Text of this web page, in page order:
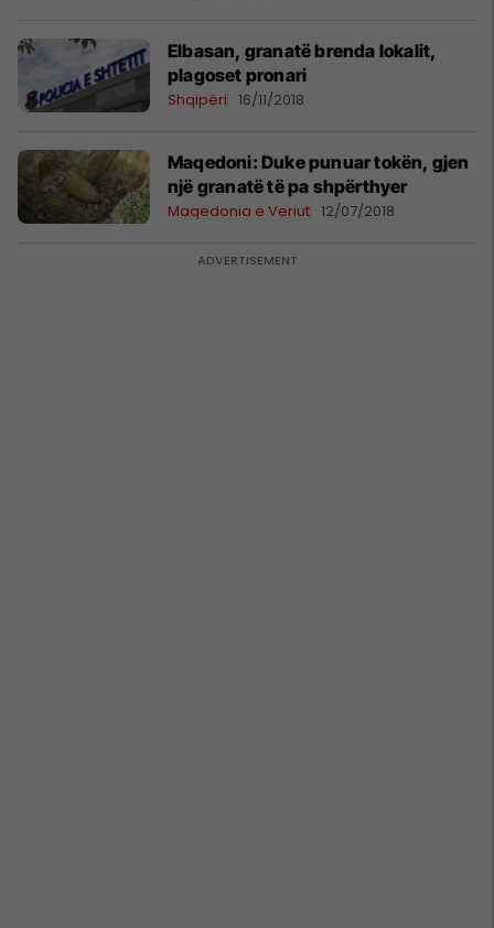
Elbasan, granatë brenda lokalit,
plagoset pronari
Shqipëri 16/11/2018
Maqedoni: Duke punuar tokën, gjen
një granatë të pa shpërthyer
Maqedonia e Veriut 12/07/2018